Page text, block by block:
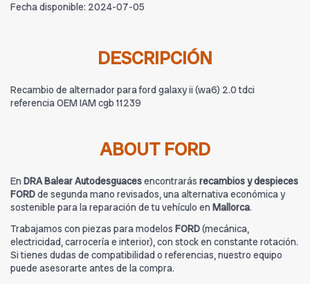
Fecha disponible: 2024-07-05
DESCRIPCIÓN
Recambio de alternador para ford galaxy ii (wa6) 2.0 tdci
referencia OEM IAM cgb 11239
ABOUT FORD
En DRA Balear Autodesguacesencontrarás recambios y despieces
FORDde segunda mano revisados, una alternativa económica y
sostenible para la reparación de tu vehículo en Mallorca.
Trabajamos con piezas para modelos FORD(mecánica,
electricidad, carrocería e interior), con stock en constante rotación.
Si tienes dudas de compatibilidad o referencias, nuestro equipo
puede asesorarte antes de la compra.